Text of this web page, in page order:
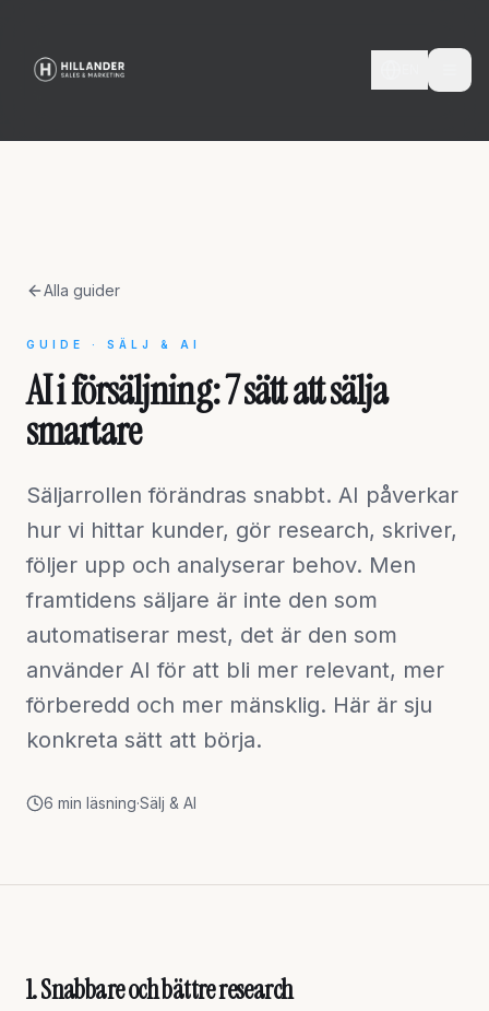
Alla guider
GUIDE · SÄLJ & AI
AI i försäljning: 7 sätt att sälja
smartare
Säljarrollen förändras snabbt. AI påverkar
hur vi hittar kunder, gör research, skriver,
följer upp och analyserar behov. Men
framtidens säljare är inte den som
automatiserar mest, det är den som
använder AI för att bli mer relevant, mer
förberedd och mer mänsklig. Här är sju
konkreta sätt att börja.
6 min läsning·Sälj & AI
1. Snabbare och bättre research